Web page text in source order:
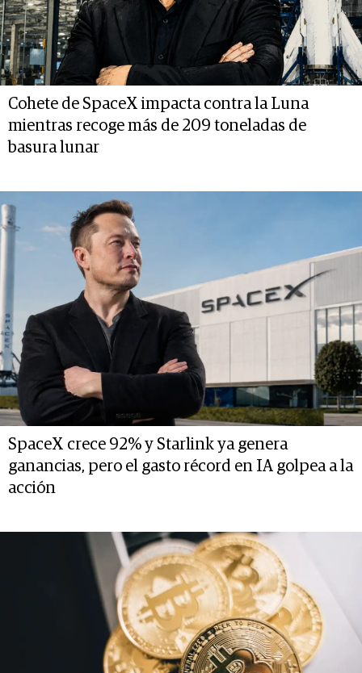
Cohete de SpaceX impacta contra la Luna
mientras recoge más de 209 toneladas de
basura lunar
SpaceX crece 92% y Starlink ya genera
ganancias, pero el gasto récord en IA golpea a la
acción